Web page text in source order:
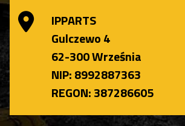
IPPARTS
Gulczewo 4
62-300 Września
NIP: 8992887363
REGON: 387286605